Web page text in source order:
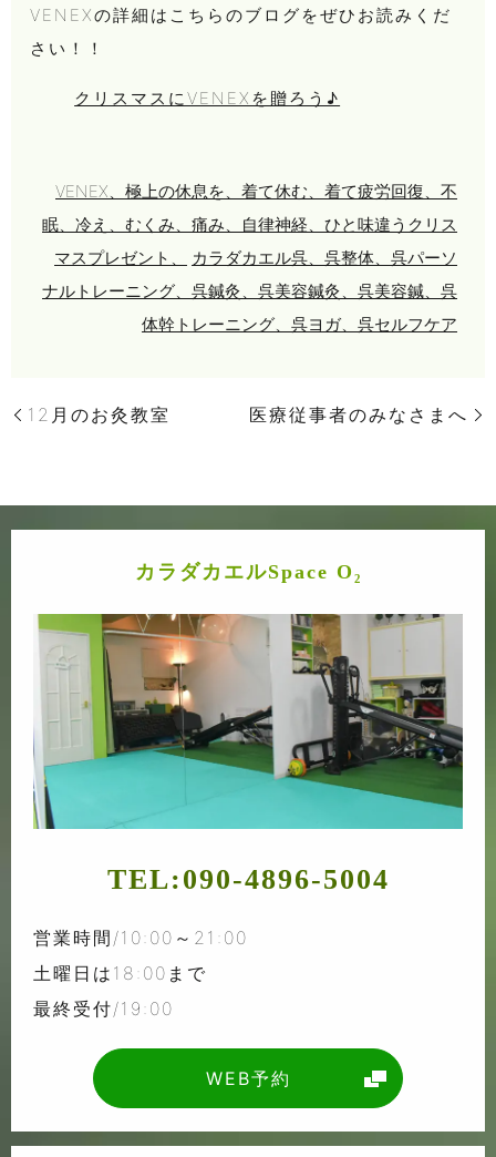
VENEXの詳細はこちらのブログをぜひお読みくだ
さい！！
クリスマスにVENEXを贈ろう♪
VENEX、極上の休息を、着て休む、着て疲労回復、不
眠、冷え、むくみ、痛み、自律神経、ひと味違うクリス
マスプレゼント、
カラダカエル呉、呉整体、呉パーソ
ナルトレーニング、呉鍼灸、呉美容鍼灸、呉美容鍼、呉
体幹トレーニング、呉ヨガ、呉セルフケア
12月のお灸教室 医療従事者のみなさまへ
カラダカエルSpace O₂
TEL:090-4896-5004
営業時間/10:00～21:00
土曜日は18:00まで
最終受付/19:00
WEB予約